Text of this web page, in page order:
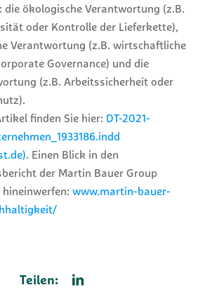
die ökologische Verantwortung (z.B.
oder Kontrolle der Lieferkette),
Verantwortung (z.B. wirtschaftliche
Governance) und die
(z.B. Arbeitssicherheit oder
finden Sie hier: DT-2021-
. Einen Blick in den
der Martin Bauer Group
hineinwerfen: www.martin-bauer-
Teilen: